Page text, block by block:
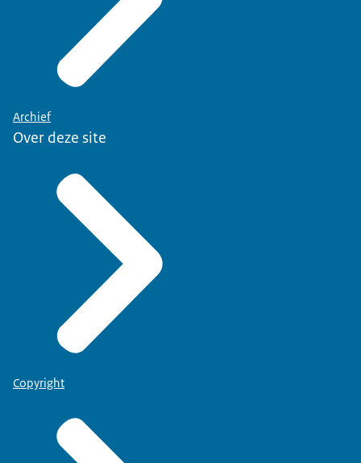
Archief
Over deze site
Copyright